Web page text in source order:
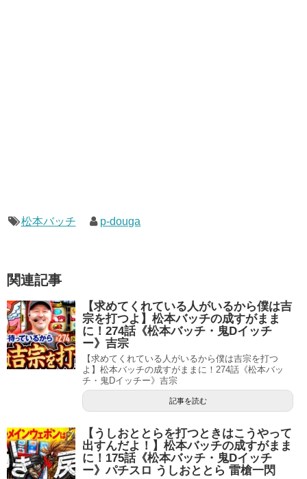
松本バッチ p-douga
関連記事
【求めてくれている人がいるから僕は吉
宗を打つよ】松本バッチの成すがまま
に！274話《松本バッチ・鬼Dイッチ
ー》吉宗
【求めてくれている人がいるから僕は吉宗を打つ
よ】松本バッチの成すがままに！274話《松本バッ
チ・鬼Dイッチー》吉宗
記事を読む
【うしおととらを打つときはこうやって
出すんだよ！】松本バッチの成すがまま
に！175話《松本バッチ・鬼Dイッチ
ー》パチスロ うしおととら 雷槍一閃